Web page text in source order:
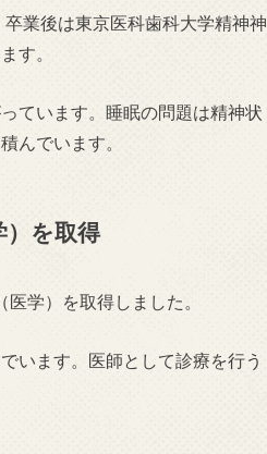
業後は東京医科歯科大学精神神
す。
ています。睡眠の問題は精神状
んでいます。
）を取得
学）を取得しました。
います。医師として診療を行う